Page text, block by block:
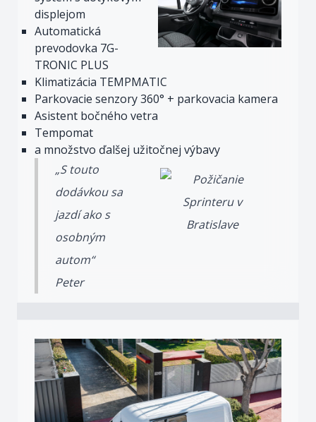
displejom
Automatická
prevodovka 7G-
TRONIC PLUS
Klimatizácia TEMPMATIC
Parkovacie senzory 360° + parkovacia kamera
Asistent bočného vetra
Tempomat
a množstvo ďalšej užitočnej výbavy
„S touto
dodávkou sa
jazdí ako s
osobným
autom“
Peter